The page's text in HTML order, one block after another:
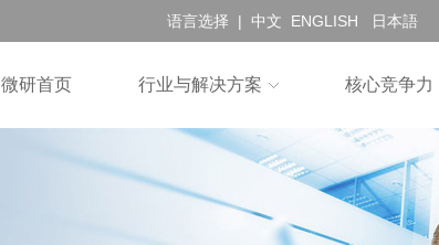
语言选择 | 中文 ENGLISH 日本語
微研首页 行业与解决方案 核心竞争力